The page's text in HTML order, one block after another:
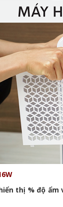
thị % độ